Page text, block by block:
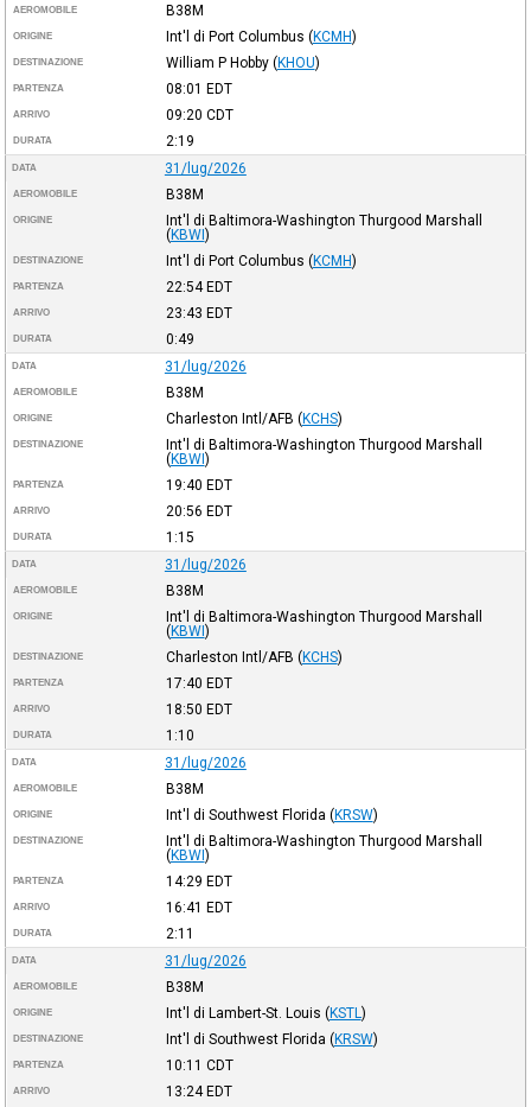
AEROMOBILE B38M
ORIGINE Int'l di Port Columbus (KCMH)
DESTINAZIONE William P Hobby (KHOU)
PARTENZA 08:01 EDT
ARRIVO 09:20 CDT
DURATA 2:19
DATA 31/lug/2026
AEROMOBILE B38M
ORIGINE
Int'l di Baltimora-Washington Thurgood Marshall
(KBWI)
DESTINAZIONE Int'l di Port Columbus (KCMH)
PARTENZA 22:54EDT
ARRIVO 23:43 EDT
DURATA 0:49
DATA 31/lug/2026
AEROMOBILE B38M
ORIGINE Charleston Intl/AFB (KCHS)
DESTINAZIONE
Int'l di Baltimora-Washington Thurgood Marshall
(KBWI)
PARTENZA 19:40 EDT
ARRIVO 20:56 EDT
DURATA 1:15
DATA 31/lug/2026
AEROMOBILE B38M
ORIGINE
Int'l di Baltimora-Washington Thurgood Marshall
(KBWI)
DESTINAZIONE Charleston Intl/AFB (KCHS)
PARTENZA 17:40 EDT
ARRIVO 18:50 EDT
DURATA 1:10
DATA 31/lug/2026
AEROMOBILE B38M
ORIGINE Int'l di Southwest Florida (KRSW)
DESTINAZIONE
Int'l di Baltimora-Washington Thurgood Marshall
(KBWI)
PARTENZA 14:29 EDT
ARRIVO 16:41 EDT
DURATA 2:11
DATA 31/lug/2026
AEROMOBILE B38M
ORIGINE Int'l di Lambert-St. Louis (KSTL )
DESTINAZIONE Int'l di Southwest Florida (KRSW)
PARTENZA 10:11 CDT
ARRIVO 13:24EDT